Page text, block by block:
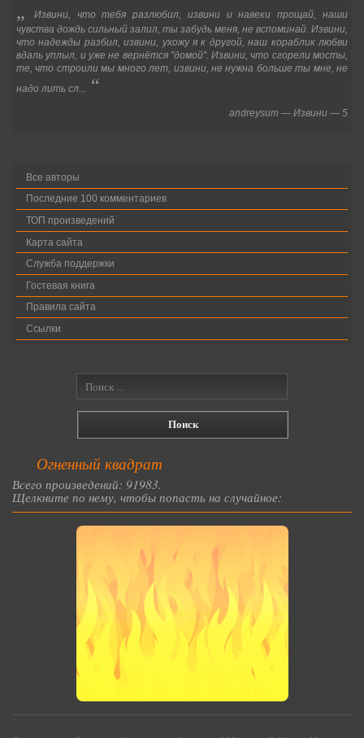
„
Извини, что тебя разлюбил, извини и навеки прощай, наши
чувства дождь сильный залил, ты забудь меня, не вспоминай. Извини,
что надежды разбил, извини, ухожу я к другой, наш кораблик любви
вдаль уплыл, и уже не вернётся "домой". Извини, что сгорели мосты,
те, что строили мы много лет, извини, не нужна больше ты мне, не
надо лить сл... “
andreysum — Извини — 5
Все авторы
Последние 100 комментариев
ТОП произведений
Карта сайта
Служба поддержки
Гостевая книга
Правила сайта
Ссылки
Огненный квадрат
Всего произведений: 91983.
Щелкните по нему, чтобы попасть на случайное: